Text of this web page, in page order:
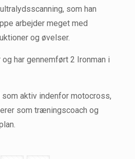
som han
arbejder meget med
og øvelser.
har gennemført 2 Ironman i
aktiv indenfor motocross,
som træningscoach og